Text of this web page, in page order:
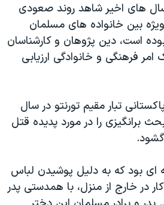
چین
های اخیر شاهد روند صعودی
بین خانواده های مسلمان
است، دین پژوهان و کارشناسان
امر فرهنگی و خانوادگی ارزیابی
تبار مقیم تورنتو در سال
بحث برانگیزی را در مورد پدیده قتل
ای بود که به دلیل پوشیدن لباس
در خارج از منزل، با همدستی پدر